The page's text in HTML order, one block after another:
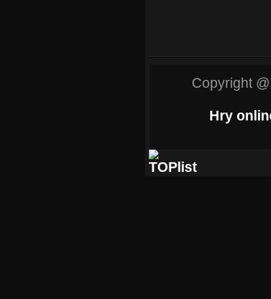
Copyright
Hry